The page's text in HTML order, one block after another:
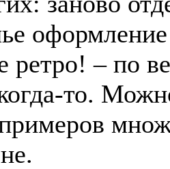
ретро! – по
то.